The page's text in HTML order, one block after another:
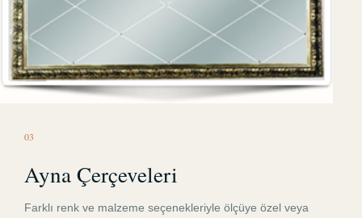
03
Ayna Çerçeveleri
Farklı renk ve malzeme seçenekleriyle ölçüye özel veya